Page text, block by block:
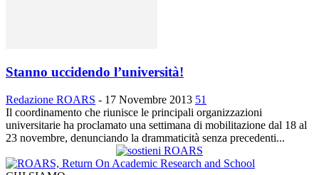
Stanno uccidendo l’università!
Redazione ROARS - 17 Novembre 2013 51
Il coordinamento che riunisce le principali organizzazioni
universitarie ha proclamato una settimana di mobilitazione dal 18 al
23 novembre, denunciando la drammaticità senza precedenti...